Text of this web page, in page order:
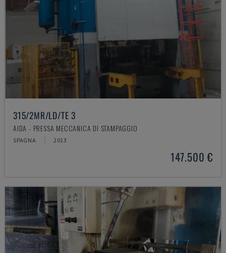
315/2MR/LD/TE 3
AIDA - PRESSA MECCANICA DI STAMPAGGIO
SPAGNA 2013
147.500 €